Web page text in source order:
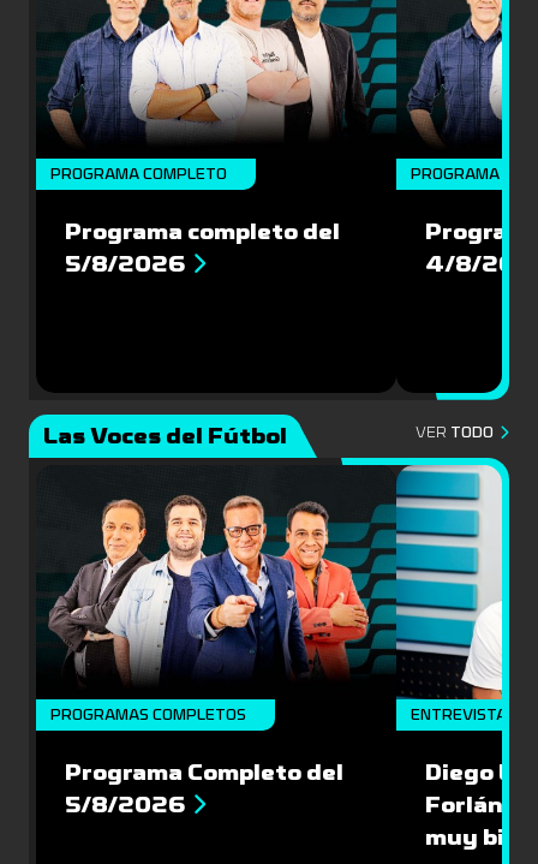
PROGRAMA COMPLETO
Programa completo del
5/8/2026
PROGRAMA
4/8/
Las Voces del Fútbol VER TODO
PROGRAMAS COMPLETOS
Programa Completo del
5/8/2026
ENTREVISTA
Diego
Forlán le
muy